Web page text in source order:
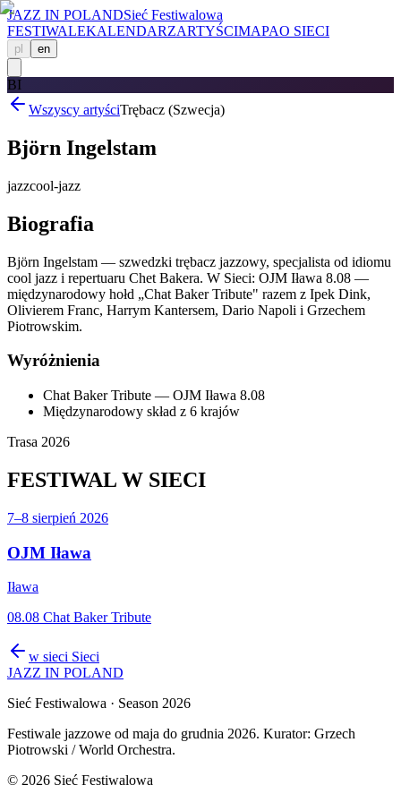
JAZZ IN POLANDSieć Festiwalowa
FESTIWALEKALENDARZARTYŚCIMAPAO SIECI
pl en
BI
Wszyscy artyściTrębacz (Szwecja)
Björn Ingelstam
jazzcool-jazz
Biografia
Björn Ingelstam — szwedzki trębacz jazzowy, specjalista od idiomu
cool jazz i repertuaru Chet Bakera. W Sieci: OJM Iława 8.08 —
międzynarodowy hołd „Chat Baker Tribute" razem z Ipek Dink,
Olivierem Franc, Harrym Kantersem, Dario Napoli i Grzechem
Piotrowskim.
Wyróżnienia
Chat Baker Tribute — OJM Iława 8.08
Międzynarodowy skład z 6 krajów
Trasa 2026
FESTIWAL W SIECI
7–8 sierpień 2026
OJM Iława
Iława
08.08 Chat Baker Tribute
w sieci Sieci
JAZZ IN POLAND
Sieć Festiwalowa · Season 2026
Festiwale jazzowe od maja do grudnia 2026. Kurator: Grzech
Piotrowski / World Orchestra.
© 2026 Sieć Festiwalowa